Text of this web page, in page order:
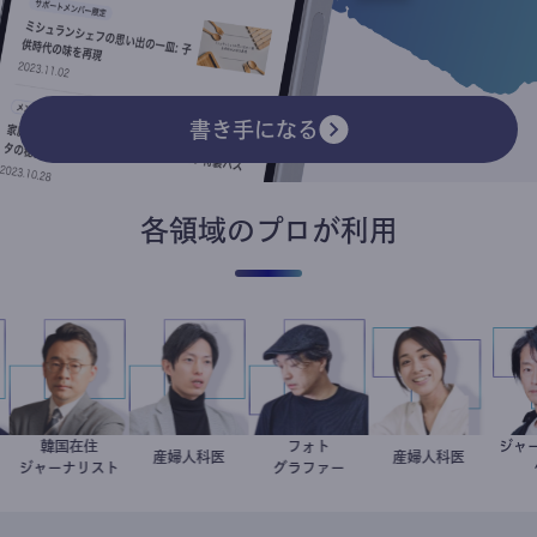
書き手になる
各領域のプロが利用
徐台教
韓国在住
ジャーナリスト
重見大介
産婦人科医 別所隆弘
フォト
グラファー
稲葉可奈子
産婦人科医